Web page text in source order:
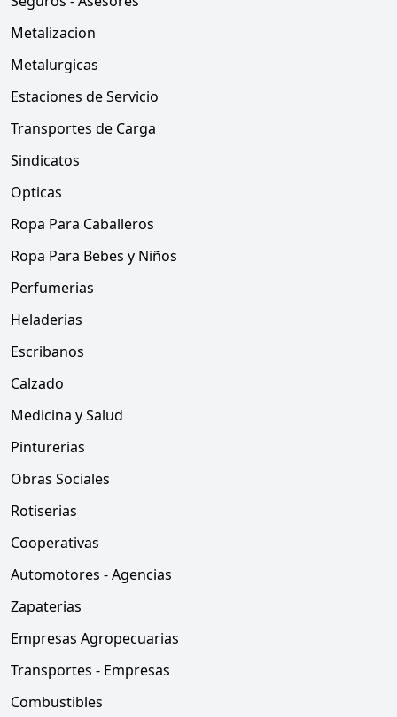
Metalizacion
Metalurgicas
Estaciones de Servicio
Transportes de Carga
Sindicatos
Opticas
Ropa Para Caballeros
Ropa Para Bebes y Niños
Perfumerias
Heladerias
Escribanos
Calzado
Medicina y Salud
Pinturerias
Obras Sociales
Rotiserias
Cooperativas
Automotores - Agencias
Zapaterias
Empresas Agropecuarias
Transportes - Empresas
Combustibles